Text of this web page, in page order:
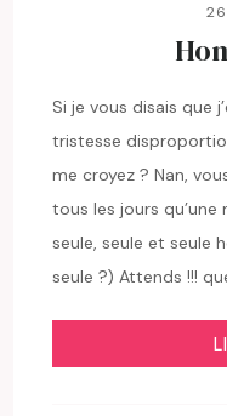
Si je vous disais que
tristesse
me croyez ? Nan,
tous les jours
seule, seule et seule
seule ?) Attends !!!